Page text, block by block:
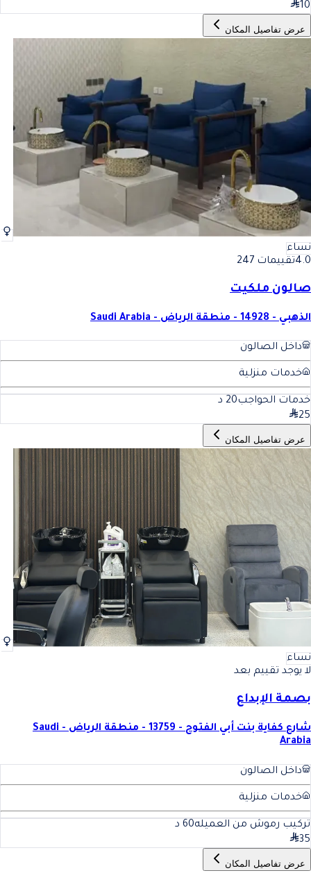
10
عرض تفاصيل المكان
نساء
4.0تقييمات 247
صالون ملكيت
الذهبي - 14928 - منطقة الرياض - Saudi Arabia
داخل الصالون
خدمات منزلية
خدمات الحواجب20 د
25
عرض تفاصيل المكان
نساء
لا يوجد تقييم بعد
بصمة الإبداع
شارع كفاية بنت أبي الفتوح - 13759 - منطقة الرياض - Saudi
Arabia
داخل الصالون
خدمات منزلية
تركيب رموش من العميله60 د
35
عرض تفاصيل المكان